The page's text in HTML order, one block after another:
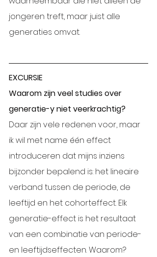
jongeren treft, maar juist alle
generaties omvat.
EXCURSIE
Waarom zijn veel studies over
generatie-y niet veerkrachtig?
Daar zijn vele redenen voor, maar
ik wil met name één effect
introduceren dat mijns inziens
bijzonder bepalend is: het lineaire
verband tussen de periode, de
leeftijd en het cohorteffect. Elk
generatie-effect is het resultaat
van een combinatie van periode-
en leeftijdseffecten. Waarom?